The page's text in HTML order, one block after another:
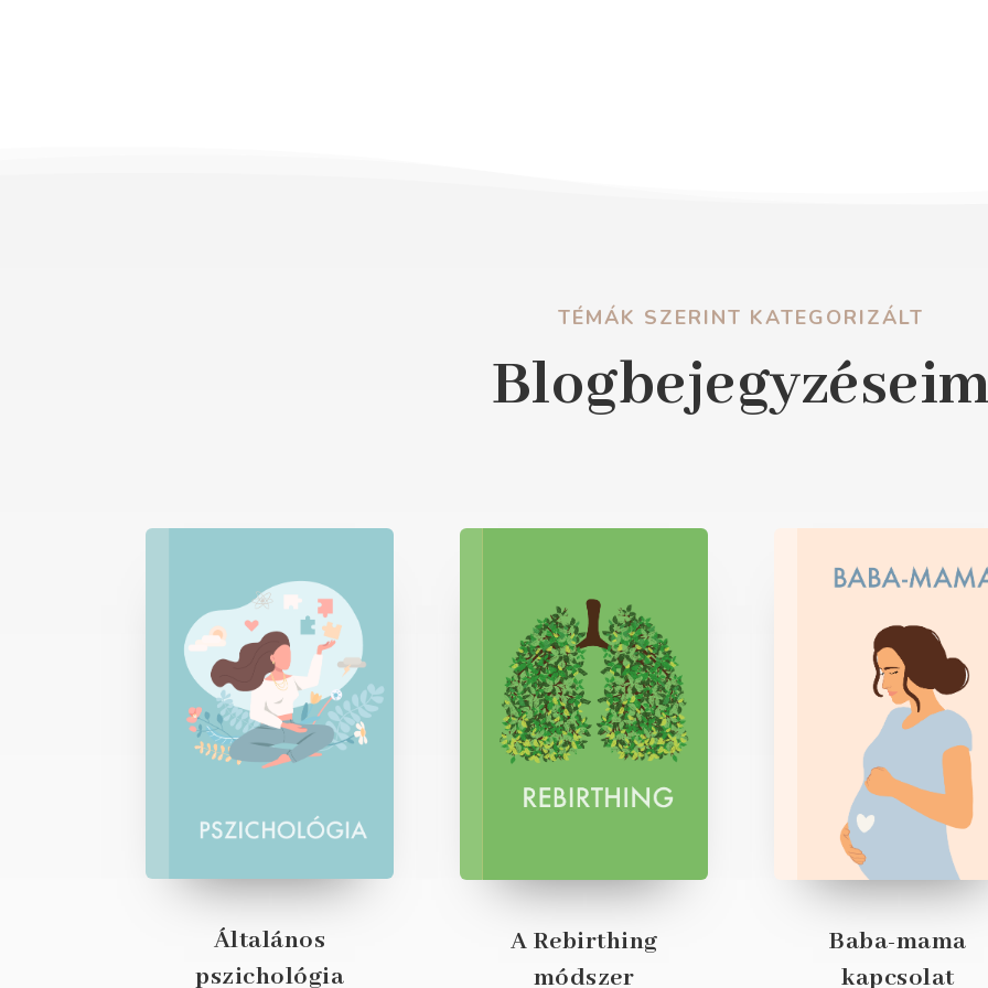
TÉMÁK SZERINT KATEGORIZÁLT
Általános
pszichológia
A Rebirthing
módszer
Baba-mama
kapcsolat